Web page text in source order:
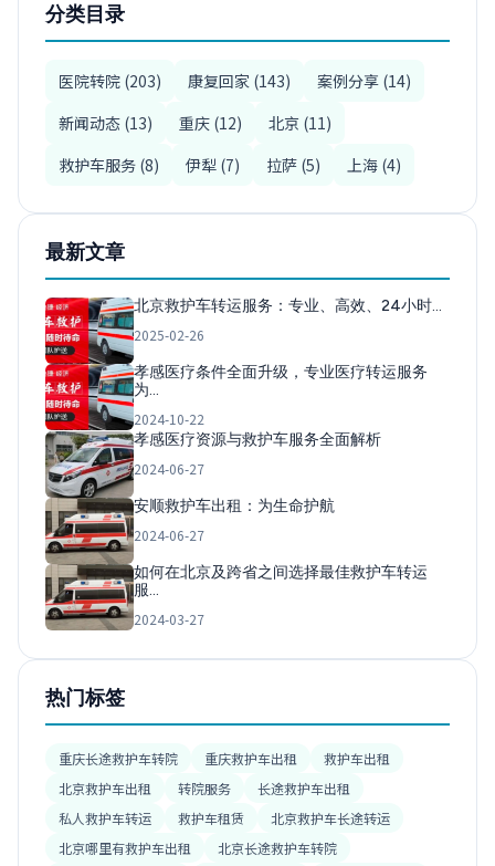
分类目录
医院转院 (203) 康复回家 (143)
案例分享 (14)
新闻动态 (13)
重庆 (12)
北京 (11)
救护车服务 (8)
伊犁 (7) 拉萨 (5) 上海 (4)
最新文章
北京救护车转运服务：专业、高效、24小时…
2025-02-26
孝感医疗条件全面升级，专业医疗转运服务
为…
2024-10-22
孝感医疗资源与救护车服务全面解析
2024-06-27
安顺救护车出租：为生命护航
2024-06-27
如何在北京及跨省之间选择最佳救护车转运
服…
2024-03-27
热门标签
重庆长途救护车转院 重庆救护车出租
救护车出租
北京救护车出租
转院服务
长途救护车出租
私人救护车转运
救护车租赁
北京救护车长途转运
北京哪里有救护车出租
北京长途救护车转院